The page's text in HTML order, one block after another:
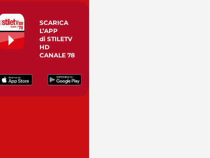
SCARICA
L’APP
di STILETV
HD
CANALE 78